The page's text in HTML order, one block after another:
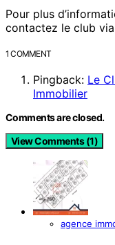
Pour plus
contactez le club via
1 COMMENT
Pingback: Le
Immobilier
Comments are closed.
View Comments (1)
agence